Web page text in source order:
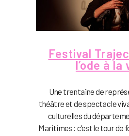
Festival
l’ode à la
Une trentaine de
théâtre et de spectacle
culturelles du
Maritimes : c’est le tour de